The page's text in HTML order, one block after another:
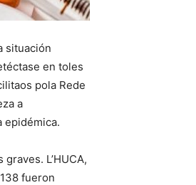
situación
en toles
pola Rede
a
epidémica.
L’HUCA,
fueron